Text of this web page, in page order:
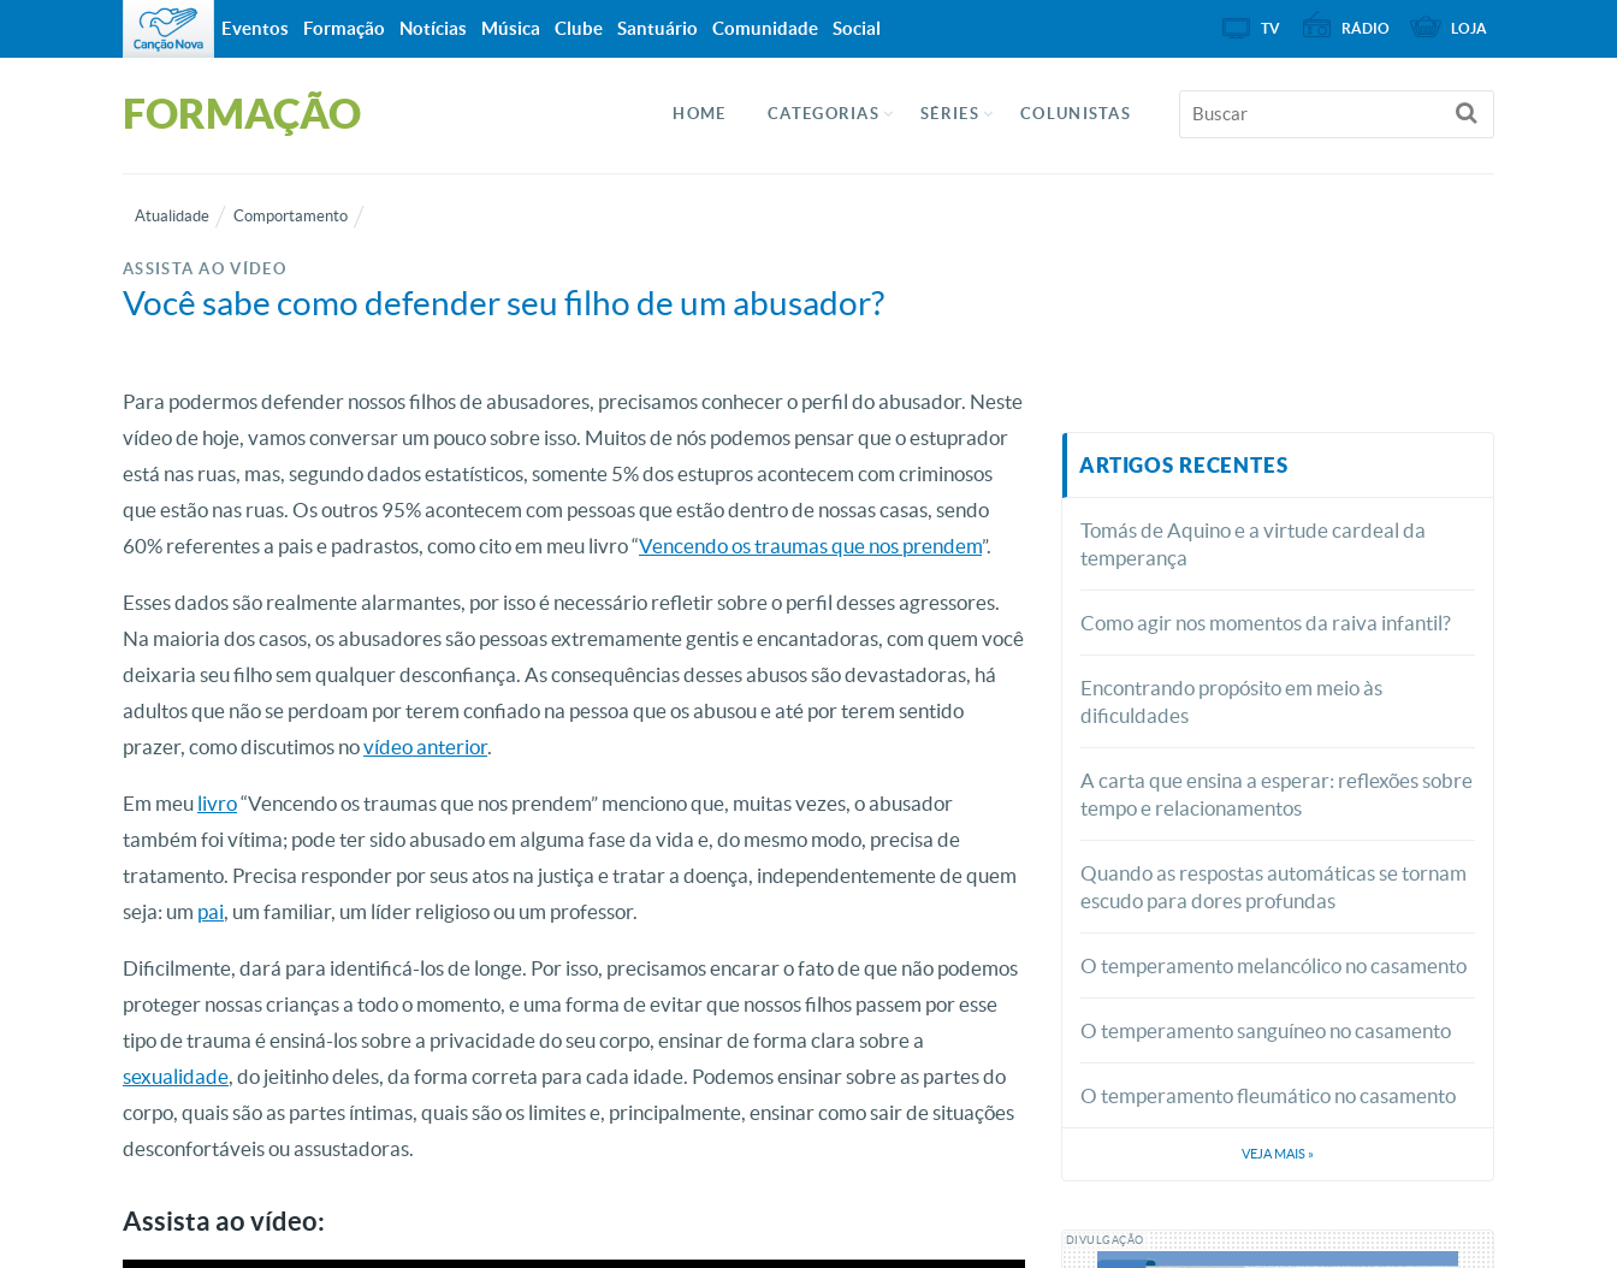
FORMAÇÃO HOME CATEGORIAS SÉRIES COLUNISTAS
Atualidade Comportamento
ASSISTA AO VÍDEO
Você sabe como defender seu filho de um abusador?
Para podermos defender nossos filhos de abusadores, precisamos conhecer o perfil do abusador. Neste
vídeo de hoje, vamos conversar um pouco sobre isso. Muitos de nós podemos pensar que o estuprador
está nas ruas, mas, segundo dados estatísticos, somente 5% dos estupros acontecem com criminosos
que estão nas ruas. Os outros 95% acontecem com pessoas que estão dentro de nossas casas, sendo
60% referentes a pais e padrastos, como cito em meu livro “Vencendo os traumas que nos prendem”.
Esses dados são realmente alarmantes, por isso é necessário refletir sobre o perfil desses agressores.
Na maioria dos casos, os abusadores são pessoas extremamente gentis e encantadoras, com quem você
deixaria seu filho sem qualquer desconfiança. As consequências desses abusos são devastadoras, há
adultos que não se perdoam por terem confiado na pessoa que os abusou e até por terem sentido
prazer, como discutimos novídeo anterior.
Em meu livro“Vencendo os traumas que nos prendem” menciono que, muitas vezes, o abusador
também foi vítima; pode ter sido abusado em alguma fase da vida e, do mesmo modo, precisa de
tratamento. Precisa responder por seus atos na justiça e tratar a doença, independentemente de quem
seja: um pai, um familiar, um líder religioso ou um professor.
Dificilmente, dará para identificá-los de longe. Por isso, precisamos encarar o fato de que não podemos
proteger nossas crianças a todo o momento, e uma forma de evitar que nossos filhos passem por esse
tipo de trauma é ensiná-los sobre a privacidade do seu corpo, ensinar de forma clara sobre a
sexualidade, do jeitinho deles, da forma correta para cada idade. Podemos ensinar sobre as partes do
corpo, quais são as partes íntimas, quais são os limites e, principalmente, ensinar como sair de situações
desconfortáveis ou assustadoras.
Assista ao vídeo:
ARTIGOS RECENTES
Tomás de Aquino e a virtude cardeal da
temperança
Como agir nos momentos da raiva infantil?
Encontrando propósito em meio às
dificuldades
A carta que ensina a esperar: reflexões sobre
tempo e relacionamentos
Quando as respostas automáticas se tornam
escudo para dores profundas
O temperamento melancólico no casamento
O temperamento sanguíneo no casamento
O temperamento fleumático no casamento
VEJA MAIS »
DIVULGAÇÃO
Eventos Formação Notícias Música Clube Santuário Comunidade Social TV RÁDIO LOJA